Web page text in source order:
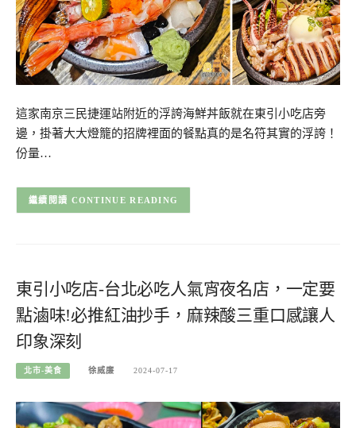
這家南京三民捷運站附近的浮誇海鮮丼飯就在東引小吃店旁
邊，掛著大大燈籠的招牌裡面的餐點真的是名符其實的浮誇！
份量…
CONTINUE READING
東引小吃店-台北必吃人氣宵夜名店，一定要
點滷味!必推紅油抄手，麻辣酸三重口感讓人
印象深刻
北市-美食 徐威廉 2024-07-17